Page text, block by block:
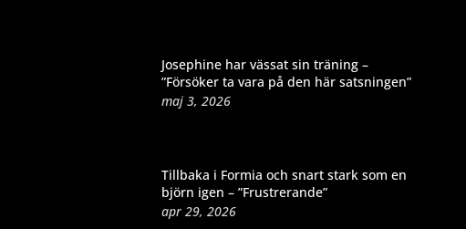
Josephine har vässat sin träning –
”Försöker ta vara på den här satsningen”
maj 3, 2026
Tillbaka i Formia och snart stark som en
björn igen – ”Frustrerande”
apr 29, 2026